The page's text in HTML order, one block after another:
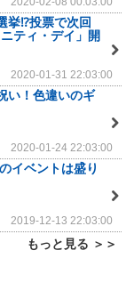
挙⁉投票で次回
ティ・デイ」開
2020-01-31 22:03:00
い！色違いのギ
2020-01-24 22:03:00
イベントは盛り
2019-12-13 22:03:00
もっと見る ＞＞